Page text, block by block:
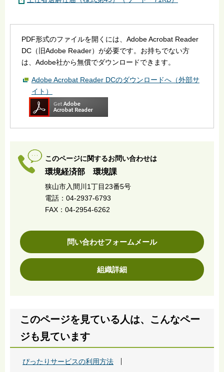
PDF形式のファイルを開くには、Adobe Acrobat Reader
DC（旧Adobe Reader）が必要です。お持ちでない方
は、Adobe社から無償でダウンロードできます。
Adobe Acrobat Reader DCのダウンロードへ（外部サ
イト）
このページに関するお問い合わせは
環境経済部 環境課
狭山市入間川1丁目23番5号
電話：04-2937-6793
FAX：04-2954-6262
問い合わせフォームメール
組織詳細
このページを見ている人は、こんなペー
ジも見ています
ぴったりサービスの利用方法